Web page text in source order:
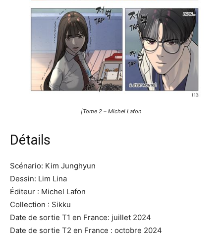
|Tome 2 – Michel Lafon
Détails
Scénario: Kim Junghyun
Dessin: Lim Lina
Éditeur : Michel Lafon
Collection : Sikku
Date de sortie T1 en France: juillet 2024
Date de sortie T2 en France : octobre 2024